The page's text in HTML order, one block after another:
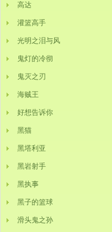
高达
灌篮高手
光明之泪与风
鬼灯的冷彻
鬼灭之刃
海贼王
好想告诉你
黑猫
黑塔利亚
黑岩射手
黑执事
黑子的篮球
滑头鬼之孙